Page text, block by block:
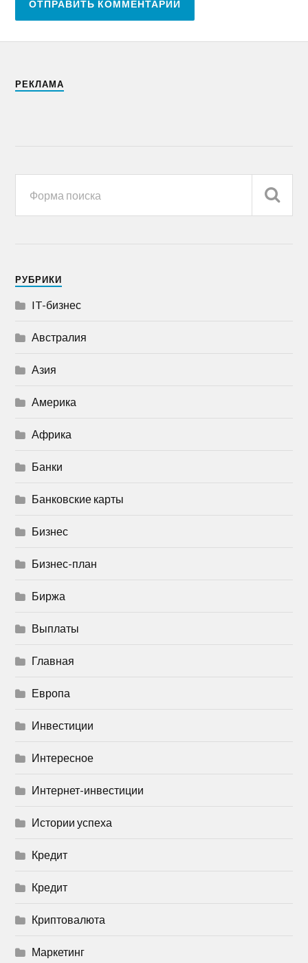
РЕКЛАМА
РУБРИКИ
IT-бизнес
Австралия
Азия
Америка
Африка
Банки
Банковские карты
Бизнес
Бизнес-план
Биржа
Выплаты
Главная
Европа
Инвестиции
Интересное
Интернет-инвестиции
Истории успеха
Кредит
Кредит
Криптовалюта
Маркетинг